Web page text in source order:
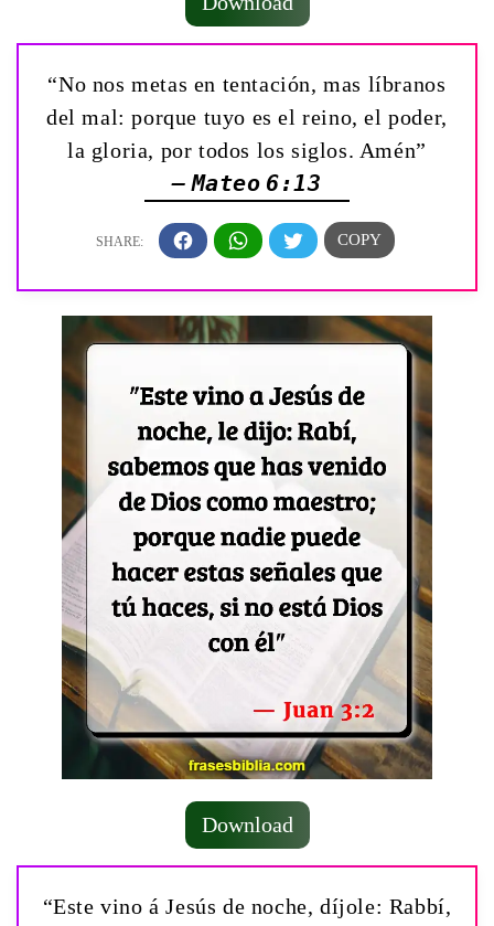
“No nos metas en tentación, mas líbranos
del mal: porque tuyo es el reino, el poder,
la gloria, por todos los siglos. Amén”
— Mateo 6:13
Download
“Este vino á Jesús de noche, díjole: Rabbí,